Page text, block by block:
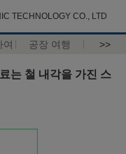
TECHNOLOGY CO., LTD
여 공장 여행 >>
는 철 내각을 가진 스